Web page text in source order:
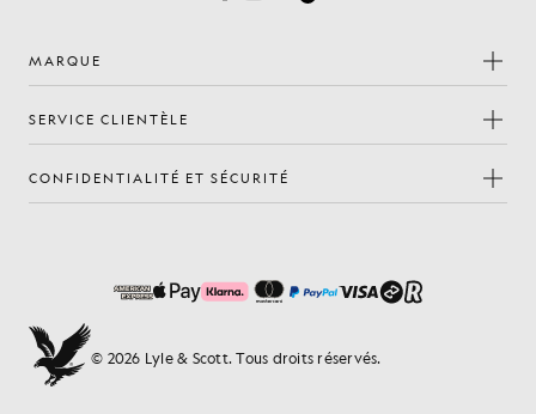
MARQUE
SERVICE CLIENTÈLE
CONFIDENTIALITÉ ET SÉCURITÉ
© 2026 Lyle & Scott. Tous droits réservés.